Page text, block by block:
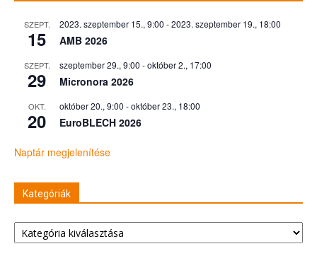
SZEPT.
15
2023. szeptember 15., 9:00 -2023. szeptember 19., 18:00
AMB 2026
SZEPT.
29
szeptember 29., 9:00 -október 2., 17:00
Micronora 2026
OKT.
20
október 20., 9:00 -október 23., 18:00
EuroBLECH 2026
Naptár megjelenítése
Kategóriák
Kategóriák